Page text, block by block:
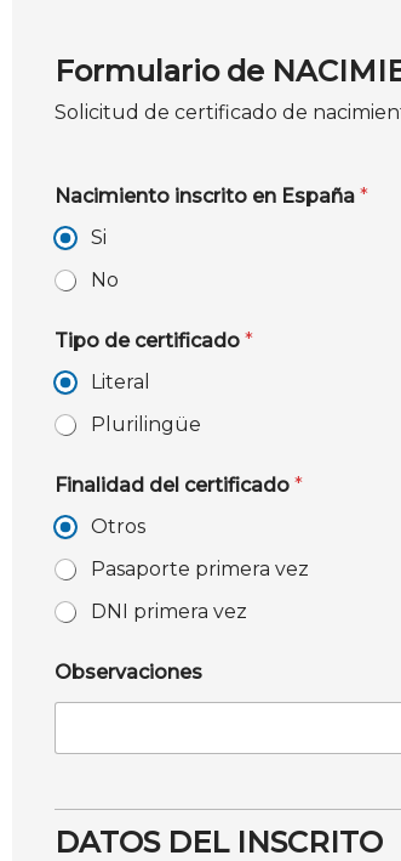
Formulario de
Solicitud de certificado de
Nacimiento inscrito en España *
Si
No
Tipo de certificado *
Literal
Plurilingüe
Finalidad del certificado *
Otros
Pasaporte primera vez
DNI primera vez
Observaciones
DATOS DEL INSCRITO